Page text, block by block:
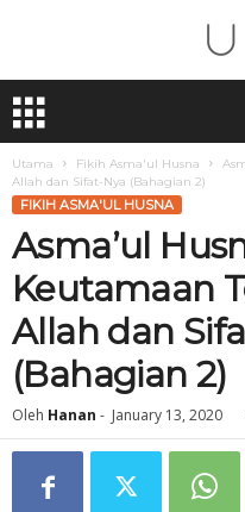
T
Utama Fikih Asma'ul Husna
Allah dan Sifat-Nya (Bahagian 2)
FIKIH ASMA'UL HUSNA
Asma’ul
Keutamaan
Allah dan
(Bahagian 2)
Oleh Hanan - January 13, 2020